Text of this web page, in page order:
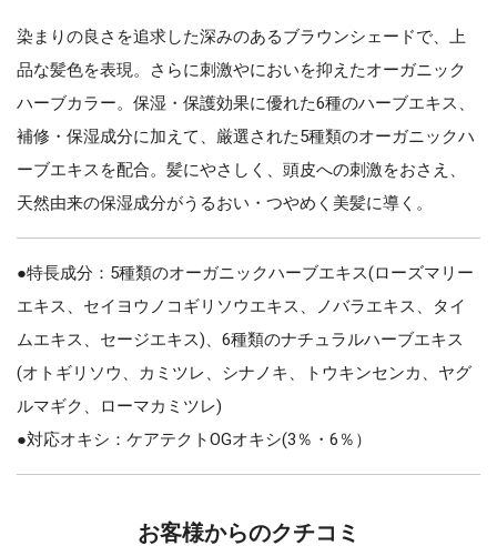
染まりの良さを追求した深みのあるブラウンシェードで、上
品な髪色を表現。さらに刺激やにおいを抑えたオーガニック
ハーブカラー。保湿・保護効果に優れた6種のハーブエキス、
補修・保湿成分に加えて、厳選された5種類のオーガニックハ
ーブエキスを配合。髪にやさしく、頭皮への刺激をおさえ、
天然由来の保湿成分がうるおい・つやめく美髪に導く。
●特長成分：5種類のオーガニックハーブエキス(ローズマリー
エキス、セイヨウノコギリソウエキス、ノバラエキス、タイ
ムエキス、セージエキス)、6種類のナチュラルハーブエキス
(オトギリソウ、カミツレ、シナノキ、トウキンセンカ、ヤグ
ルマギク、ローマカミツレ)
●対応オキシ：ケアテクトOGオキシ(3％・6％）
お客様からのクチコミ